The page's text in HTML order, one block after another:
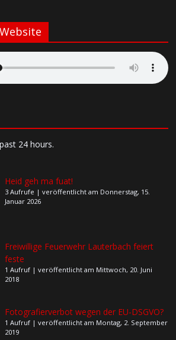
24 hours.
Heid geh ma fuat!
3 Aufrufe |veröffentlicht am Donnerstag, 15.
Januar 2026
Freiwillige Feuerwehr Lauterbach feiert
feste
1 Aufruf |veröffentlicht am Mittwoch, 20. Juni
2018
Fotografierverbot wegen der EU-DSGVO?
1 Aufruf |veröffentlicht am Montag, 2. September
2019